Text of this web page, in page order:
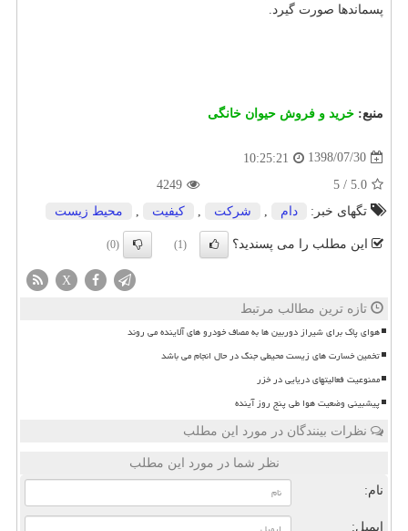
پسماندها صورت گیرد.
منبع: خرید و فروش حیوان خانگی
1398/07/30
10:25:21
5.0
/
5
4249
تگهای خبر:
دام شركت كیفیت محیط زیست
این مطلب را می پسندید؟ (1)
(0)
X
تازه ترین مطالب مرتبط
هوای پاک برای شیراز دوربین ها به مصاف خودرو های آلاینده می روند
تخمین خسارت های زیست محیطی جنگ در حال انجام می باشد
ممنوعیت فعالیتهای دریایی در خزر
پیشبینی وضعیت هوا طی پنج روز آینده
نظرات بینندگان در مورد این مطلب
نظر شما در مورد این مطلب
نام:
ایمیل: